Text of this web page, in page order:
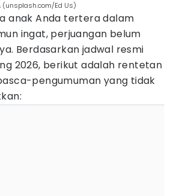
(unsplash.com/Ed Us)
anak Anda tertera dalam
ingat, perjuangan belum
Berdasarkan jadwal resmi
2026, berikut adalah rentetan
pengumuman yang tidak